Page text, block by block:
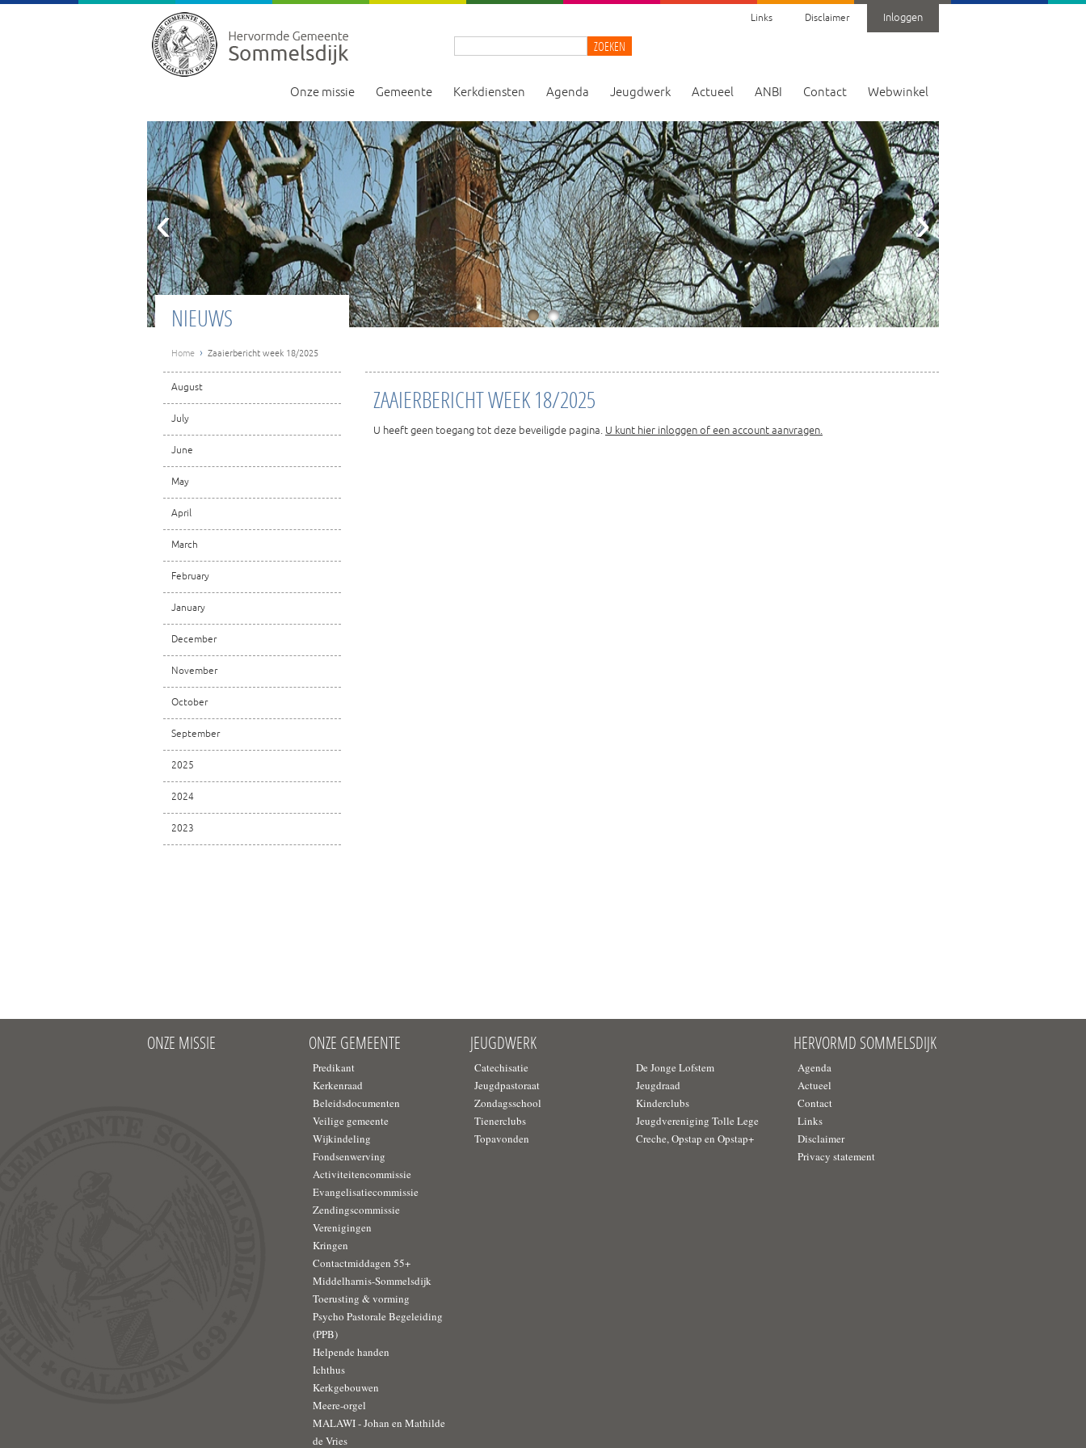
Onze missie Gemeente Kerkdiensten Agenda Jeugdwerk Actueel ANBI Contact Webwinkel
Links Disclaimer
ZOEKEN
‹ ›
ZAAIERBERICHT WEEK 18/2025
U heeft geen toegang tot deze beveiligde pagina. U kunt hier inloggen of een account aanvragen.
NIEUWS
Home › Zaaierbericht week 18/2025
August
July
June
May
April
March
February
January
December
November
October
September
2025
2024
2023
ONZE MISSIE ONZE GEMEENTE
Predikant
Kerkenraad
Beleidsdocumenten
Veilige gemeente
Wijkindeling
Fondsenwerving
Activiteitencommissie
Evangelisatiecommissie
Zendingscommissie
Verenigingen
Kringen
Contactmiddagen 55+
Middelharnis-Sommelsdijk
Toerusting & vorming
Psycho Pastorale Begeleiding
(PPB)
Helpende handen
Ichthus
Kerkgebouwen
Meere-orgel
MALAWI - Johan en Mathilde
de Vries
JEUGDWERK
Catechisatie
De Jonge Lofstem
Jeugdpastoraat
Jeugdraad
Zondagsschool
Kinderclubs
Tienerclubs
Jeugdvereniging Tolle Lege
Topavonden
Creche, Opstap en Opstap+
HERVORMD SOMMELSDIJK
Agenda
Actueel
Contact
Links
Disclaimer
Privacy statement
Inloggen